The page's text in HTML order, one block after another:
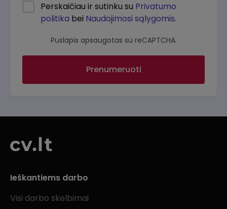
Perskaičiau ir sutinku su Privatumo
politika bei Naudojimosi sąlygomis.
Puslapis apsaugotas su reCAPTCHA.
Prenumeruoti
Ieškantiems darbo
Visi darbo skelbimai